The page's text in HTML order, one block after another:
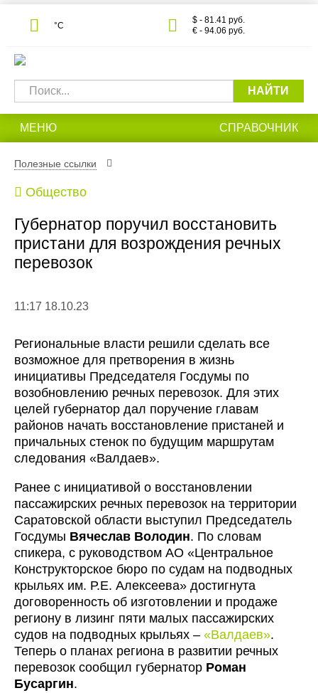
°С
$ - 81.41 руб.
€ - 94.06 руб.
НАЙТИ
МЕНЮ СПРАВОЧНИК
Полезные ссылки
Общество
Губернатор поручил восстановить
пристани для возрождения речных
перевозок
11:17 18.10.23
Региональные власти решили сделать все
возможное для претворения в жизнь
инициативы Председателя Госдумы по
возобновлению речных перевозок. Для этих
целей губернатор дал поручение главам
районов начать восстановление пристаней и
причальных стенок по будущим маршрутам
следования «Валдаев».
Ранее с инициативой о восстановлении
пассажирских речных перевозок на территории
Саратовской области выступил Председатель
Госдумы Вячеслав Володин. По словам
спикера, с руководством АО «Центральное
Конструкторское бюро по судам на подводных
крыльях им. Р.Е. Алексеева» достигнута
договоренность об изготовлении и продаже
региону в лизинг пяти малых пассажирских
судов на подводных крыльях – «Валдаев».
Теперь о планах региона в развитии речных
перевозок сообщил губернатор Роман
Бусаргин.